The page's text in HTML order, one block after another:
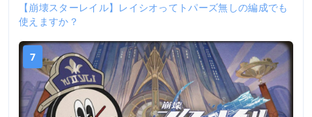
【崩壊スターレイル】レイシオってトパーズ無しの編成でも
使えますか？
7